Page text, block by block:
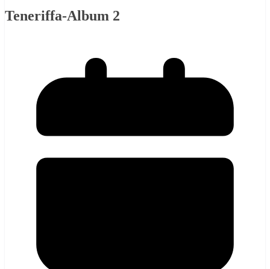
Teneriffa-Album 2